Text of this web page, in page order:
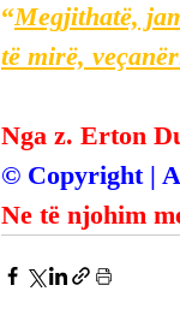
“Megjithatë,
të mirë,
Nga z. Erton
© Copyright |
Ne të njohim